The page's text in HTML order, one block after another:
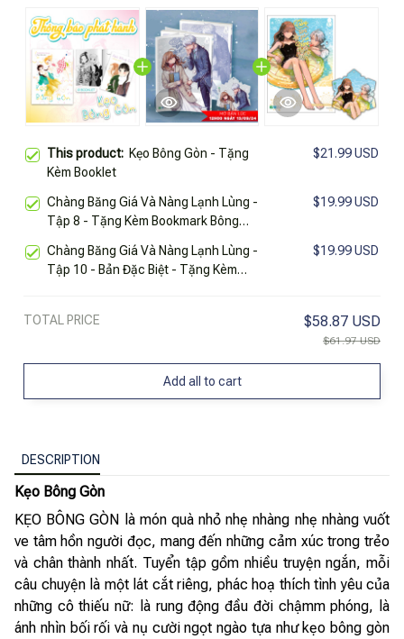
This product: Kẹo Bông Gòn - Tặng
Kèm Booklet
$21.99 USD
Chàng Băng Giá Và Nàng Lạnh Lùng -
Tập 8 - Tặng Kèm Bookmark Bông
$19.99 USD
Chàng Băng Giá Và Nàng Lạnh Lùng -
Tập 10 - Bản Đặc Biệt - Tặng Kèm
$19.99 USD
TOTAL PRICE $58.87 USD
$61.97 USD
Add all to cart
DESCRIPTION
Kẹo Bông Gòn
KẸO BÔNG GÒN là món quà nhỏ nhẹ nhàng nhẹ nhàng vuốt
ve tâm hồn người đọc, mang đến những cảm xúc trong trẻo
và chân thành nhất. Tuyển tập gồm nhiều truyện ngắn, mỗi
câu chuyện là một lát cắt riêng, phác hoạ thích tình yêu của
những cô thiếu nữ: là rung động đầu đời chậmm phóng, là
ánh nhìn bối rối và nụ cười ngọt ngào tựa như kẹo bông gòn